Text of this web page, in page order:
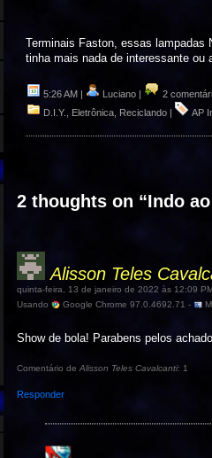
Terminais Faston, essas lampadas
tinha mais nada de interessante ou
5:26 AM | Luciano |
2
D.I.Y.
Eletrônica Reciclando | AP
2 thoughts on “Indo
Alisson Teles
quinta-feira, 13 de janeiro de 2022 às 12:09
Usando
Google Chrome 97.0.4692.71 -
Show de bola! Parabens pelos
Comentário deAlisson Teles Cavalcanti: 1
Responder